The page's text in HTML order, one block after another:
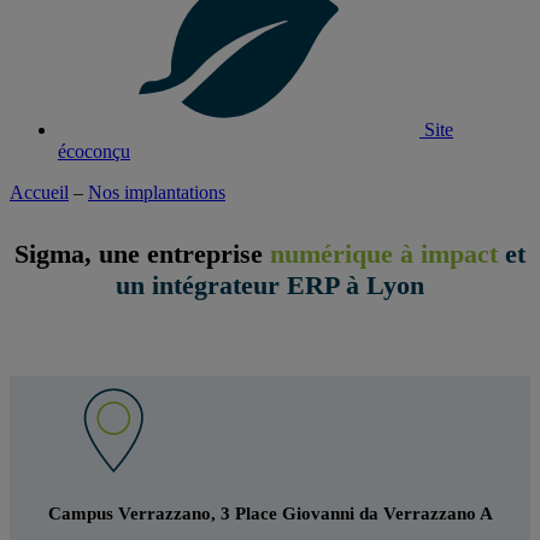
Site
écoconçu
Accueil – Nos implantations
Sigma, une entreprise numérique à impact et
un intégrateur ERP à Lyon
Campus Verrazzano, 3 Place Giovanni da Verrazzano A